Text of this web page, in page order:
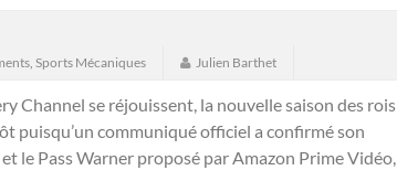
, Sports Mécaniques Julien Barthet
Channel se réjouissent, la nouvelle saison des rois
puisqu’un communiqué officiel a confirmé son
le Pass Warner proposé par Amazon Prime Vidéo,